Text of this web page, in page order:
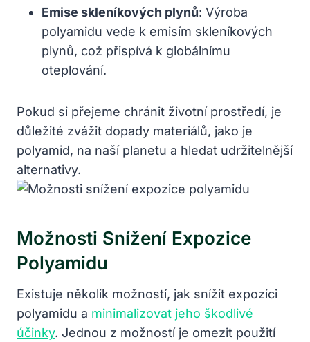
Emise skleníkových plynů: Výroba
polyamidu vede k emisím skleníkových
plynů, což přispívá k globálnímu
oteplování.
Pokud si přejeme chránit životní prostředí, je
důležité zvážit dopady materiálů, jako je
polyamid, na naší planetu a hledat udržitelnější
alternativy.
Možnosti Snížení Expozice
Polyamidu
Existuje několik možností, jak snížit expozici
polyamidu a minimalizovat jeho škodlivé
účinky. Jednou z možností je omezit použití